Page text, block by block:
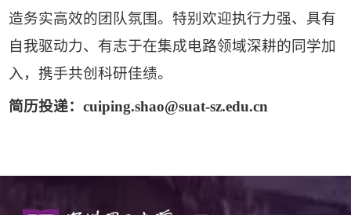
造务实高效的团队氛围。特别欢迎执行力强、具有
自我驱动力、有志于在集成电路领域深耕的同学加
入，携手共创科研佳绩。
简历投递：cuiping.shao@suat-sz.edu.cn